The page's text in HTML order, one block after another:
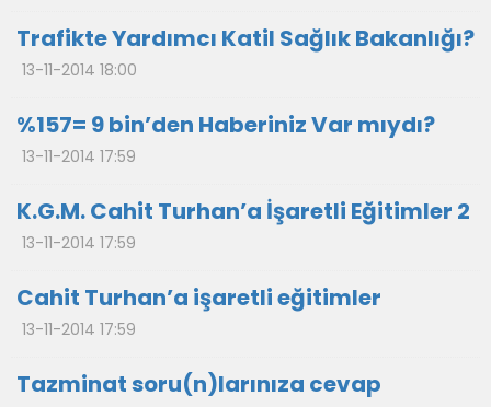
Trafikte Yardımcı Katil Sağlık Bakanlığı?
13-11-2014 18:00
%157= 9 bin’den Haberiniz Var mıydı?
13-11-2014 17:59
K.G.M. Cahit Turhan’a İşaretli Eğitimler 2
13-11-2014 17:59
Cahit Turhan’a işaretli eğitimler
13-11-2014 17:59
Tazminat soru(n)larınıza cevap